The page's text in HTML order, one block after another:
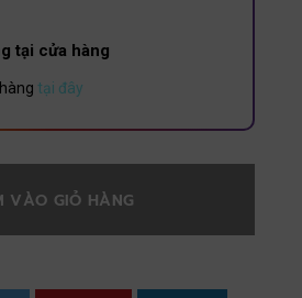
tại cửa hàng
tại đây
VÀO GIỎ HÀNG